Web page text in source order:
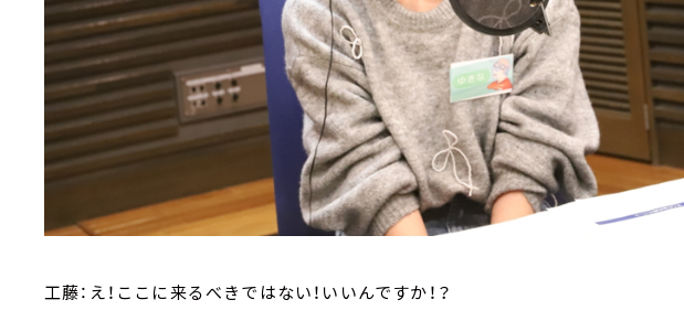
工藤：え！ここに来るべきではない！いいんですか！？